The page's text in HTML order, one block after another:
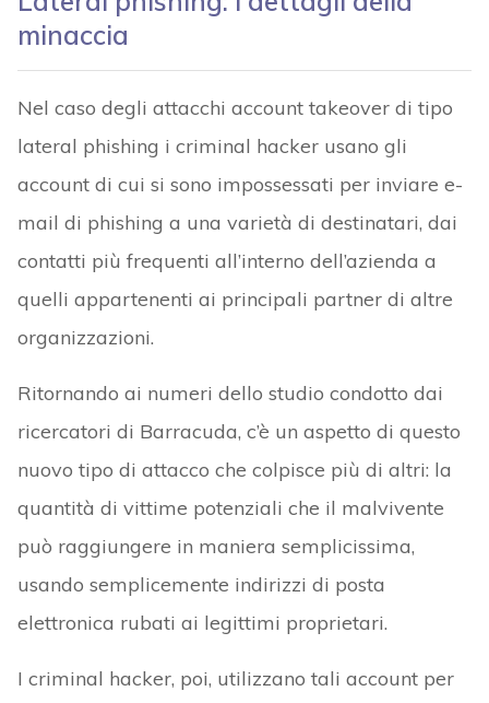
minaccia
Nel caso degli attacchi account takeover di tipo
lateral phishing i criminal hacker usano gli
account di cui si sono impossessati per inviare e-
mail di phishing a una varietà di destinatari, dai
contatti più frequenti all’interno dell’azienda a
quelli appartenenti ai principali partner di altre
organizzazioni.
Ritornando ai numeri dello studio condotto dai
ricercatori di Barracuda, c’è un aspetto di questo
nuovo tipo di attacco che colpisce più di altri: la
quantità di vittime potenziali che il malvivente
può raggiungere in maniera semplicissima,
usando semplicemente indirizzi di posta
elettronica rubati ai legittimi proprietari.
I criminal hacker, poi, utilizzano tali account per